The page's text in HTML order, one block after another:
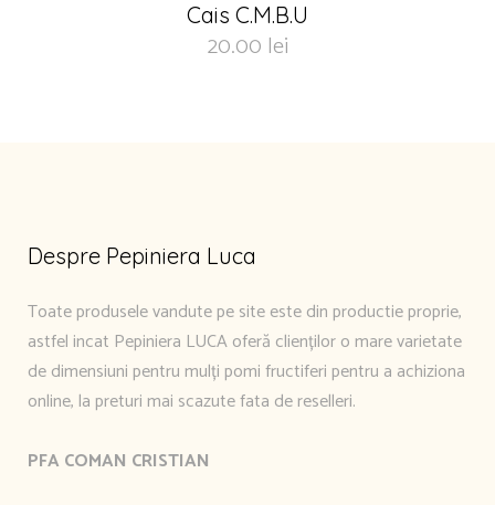
Cais C.M.B.U
20.00 lei
Despre Pepiniera Luca
Toate produsele vandute pe site este din productie proprie,
astfel incat Pepiniera LUCA oferă clienților o mare varietate
de dimensiuni pentru mulți pomi fructiferi pentru a achiziona
online, la preturi mai scazute fata de reselleri.
PFA COMAN CRISTIAN